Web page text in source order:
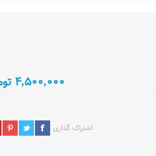
۴,۵۰۰,۰۰۰ تومان
اشتراک گذاری